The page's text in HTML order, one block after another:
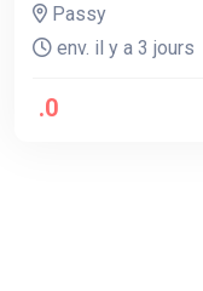
Passy
env. il y a 3 jours
.0